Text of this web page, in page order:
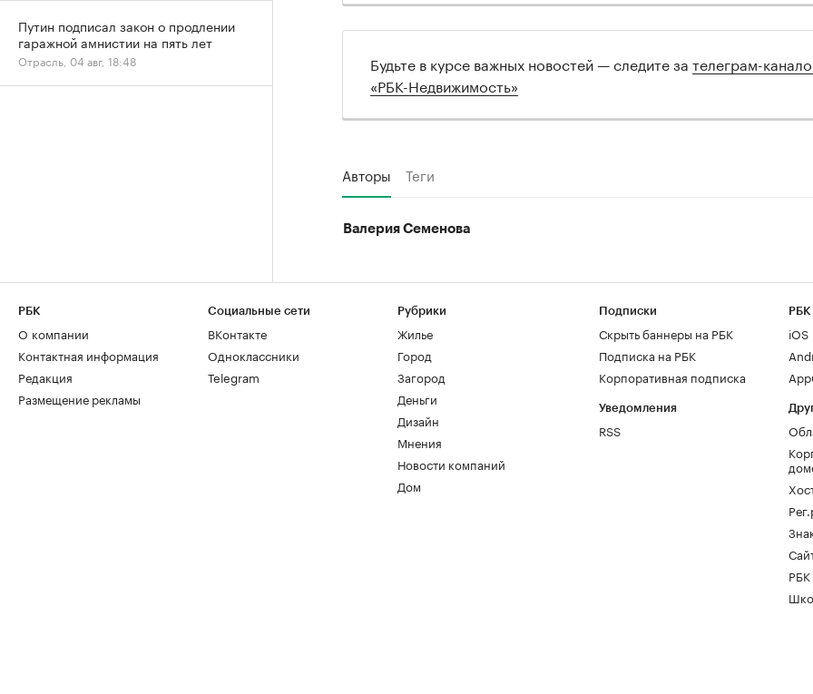
Будьте в курсе важных новостей — следите за телеграм-
«РБК-Недвижимость»
Авторы Теги
Валерия Семенова
Путин подписал закон о продлении
гаражной амнистии на пять лет
Отрасль, 04 авг, 18:48
РБК
О компании
Контактная информация
Редакция
Размещение рекламы
Социальные сети
ВКонтакте
Одноклассники
Telegram
Рубрики
Жилье
Город
Загород
Деньги
Дизайн
Мнения
Новости компаний
Дом
Подписки
Скрыть баннеры на РБК
Подписка на РБК
Корпоративная подписка
Уведомления
RSS
РБК
iOS